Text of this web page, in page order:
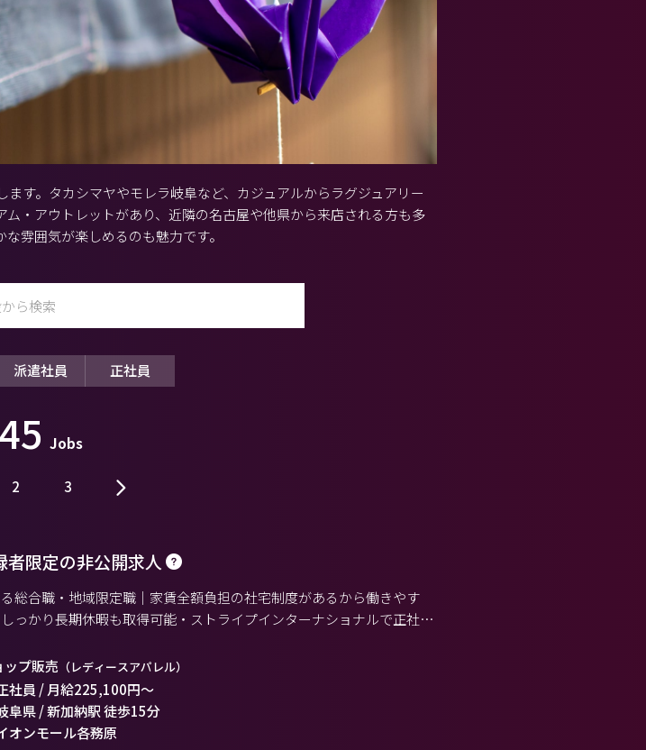
す。タカシマヤやモレラ岐阜など、カジュアルからラグジュアリー
・アウトレットがあり、近隣の名古屋や他県から来店される方も多
雰囲気が楽しめるのも魅力です。
派遣社員 正社員
45 Jobs
2 3
者限定の非公開求人
総合職・地域限定職｜家賃全額負担の社宅制度があるから働きやす
っかり長期休暇も取得可能・ストライプインターナショナルで正社員
ップ販売 （レディースアパレル）
社員 / 月給225,100円～
阜県 / 新加納駅 徒歩15分
オンモール各務原